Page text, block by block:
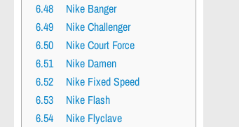
6.48
Nike Banger
6.49
Nike Challenger
6.50
Nike Court Force
6.51
Nike Damen
6.52
Nike Fixed Speed
6.53
Nike Flash
6.54
Nike Flyclave